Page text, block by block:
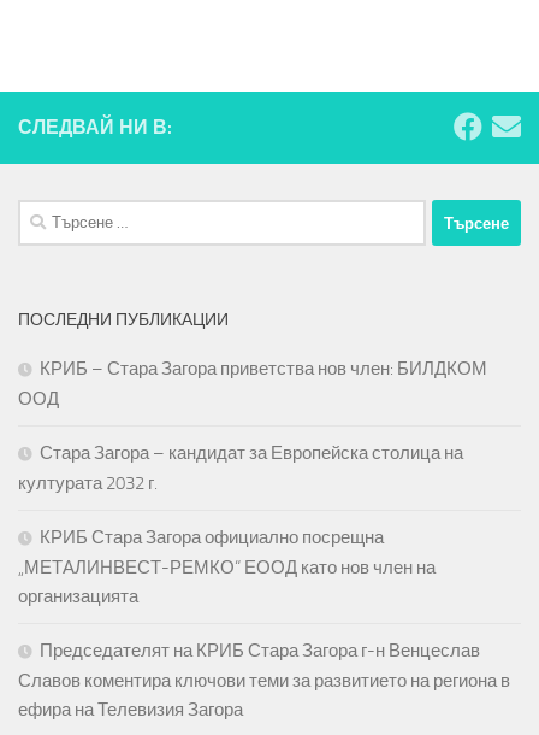
СЛЕДВАЙ НИ В:
Търсене
за:
ПОСЛЕДНИ ПУБЛИКАЦИИ
КРИБ – Стара Загора приветства нов член: БИЛДКОМ
ООД
Стара Загора – кандидат за Европейска столица на
културата 2032 г.
КРИБ Стара Загора официално посрещна
„МЕТАЛИНВЕСТ-РЕМКО“ ЕООД като нов член на
организацията
Председателят на КРИБ Стара Загора г-н Венцеслав
Славов коментира ключови теми за развитието на региона в
ефира на Телевизия Загора